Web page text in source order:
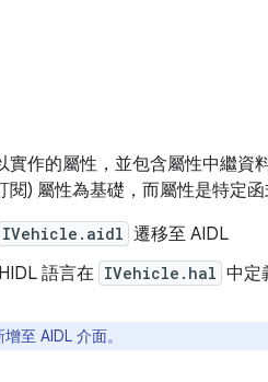
實作的屬性，並包含屬性中繼
) 屬性為基礎，而屬性是特定
IVehicle.aidl 遷移至 AIDL
語言在 IVehicle.hal 中定
至 AIDL 介面。